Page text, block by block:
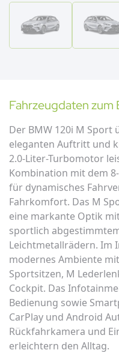
Fahrzeugdaten zum
Der BMW 120i M
eleganten Auftritt und
2.0-Liter-Turbomotor
Kombination mit dem
für dynamisches
Fahrkomfort. Das M
eine markante Optik
sportlich
Leichtmetallrädern. Im
modernes Ambiente
Sportsitzen, M
Cockpit. Das
Bedienung sowie
CarPlay und Android
Rückfahrkamera und
erleichtern den Alltag.